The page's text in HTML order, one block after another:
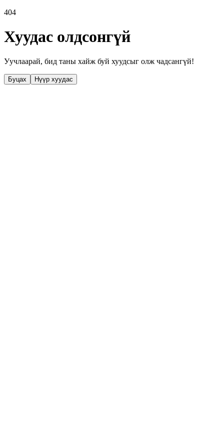
404
Хуудас олдсонгүй
Уучлаарай, бид таны хайж буй хуудсыг олж чадсангүй!
Буцах Нүүр хуудас